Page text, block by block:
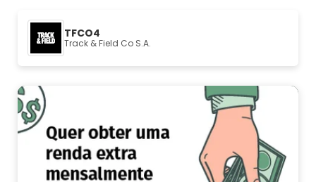
TFCO4
Track & Field Co S.A.